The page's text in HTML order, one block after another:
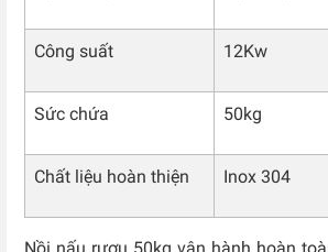
Công suất 12Kw
Sức chứa 50kg
Chất liệu hoàn thiện Inox 304
Nồi nấu rượu 50kg vận hành hoàn